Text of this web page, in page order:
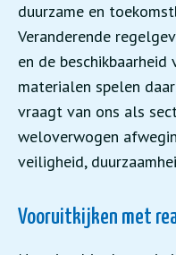
duurzame en
Veranderende
en de
materialen spelen
vraagt van ons als
weloverwogen
veiligheid,
Vooruitkijken met